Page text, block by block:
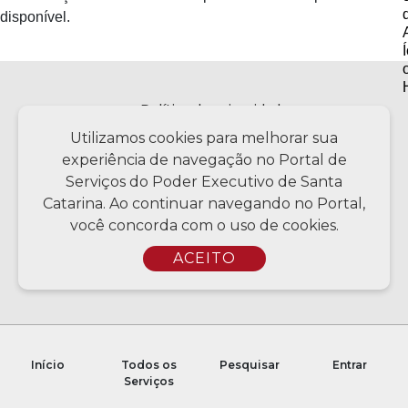
Início
Todos os
Serviços
Pesquisar Entrar
disponível.
Política de privacidade
Copyright © 2026 Todos os Direitos Reservados SC - Governo de
Santa Catarina | Desenvolvimento - CIASC | Coordenação - SCTI
Utilizamos cookies para melhorar sua
experiência de navegação no Portal de
Serviços do Poder Executivo de Santa
Catarina. Ao continuar navegando no Portal,
você concorda com o uso de cookies.
ACEITO